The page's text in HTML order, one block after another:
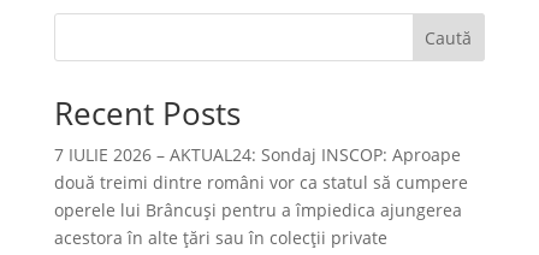
Caută
Recent Posts
7 IULIE 2026 – AKTUAL24: Sondaj INSCOP: Aproape
două treimi dintre români vor ca statul să cumpere
operele lui Brâncuşi pentru a împiedica ajungerea
acestora în alte ţări sau în colecţii private